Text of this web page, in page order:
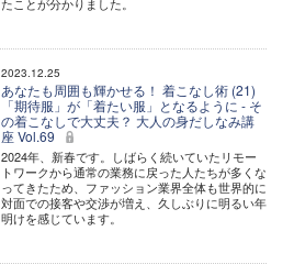
2023.12.25
あなたも周囲も輝かせる！ 着こなし術 (21)
「期待服」が「着たい服」となるように - そ
の着こなしで大丈夫？ 大人の身だしなみ講
座 Vol.69
2024年、新春です。しばらく続いていたリモー
トワークから通常の業務に戻った人たちが多くな
ってきたため、ファッション業界全体も世界的に
対面での接客や交渉が増え、久しぶりに明るい年
明けを感じています。